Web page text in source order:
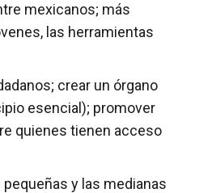
mexicanos; más
las herramientas
crear un órgano
esencial); promover
quienes tienen acceso
y las medianas